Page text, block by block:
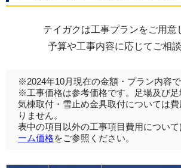
テイガクは工事プランをご用意
予算や工事内容に応じてご相
※2024年10月現在の金額・プラン内容
※工事価格は参考価格です。足場及び
気棟取付・雪止め金具取付については
りません。
表中の項目以外の工事項目費用について
ーム価格をご参照ください。